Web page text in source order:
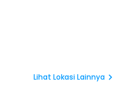
Lihat Lokasi Lainnya